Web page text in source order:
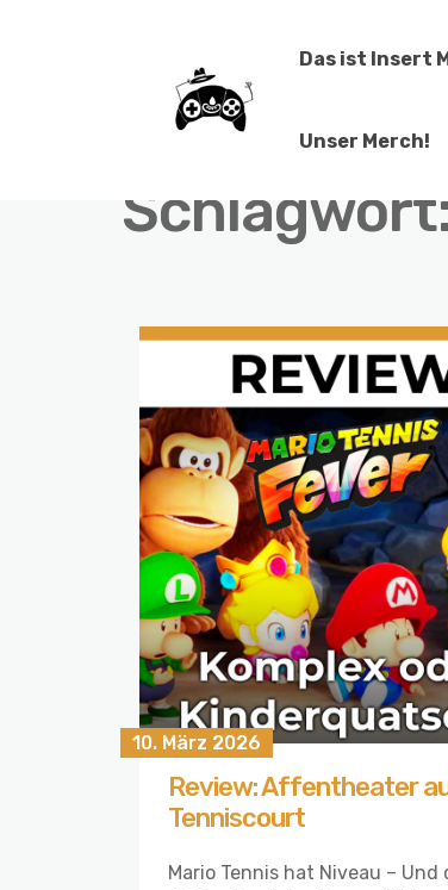
Das ist Insert
Unser Merch!
Schlagwort:
10. März 2026
Review: Affentheater
Tenniscourt
Mario Tennis hat Niveau – Und